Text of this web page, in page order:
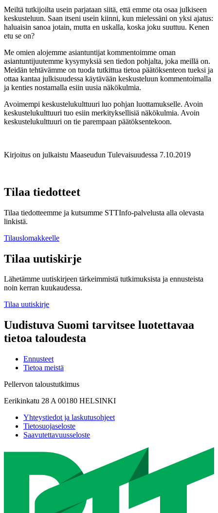
Meiltä tutkijoilta usein parjataan siitä, että emme ota osaa julkiseen
keskusteluun. Saan itseni usein kiinni, kun mielessäni on yksi ajatus:
haluaisin sanoa jotain, mutta en uskalla, koska joku suuttuu. Kenen
etu se on?
Me omien alojemme asiantuntijat kommentoimme oman
asiantuntijuutemme kysymyksiä sen tiedon pohjalta, joka meillä on.
Meidän tehtävämme on tuoda tutkittua tietoa päätöksenteon tueksi ja
ottaa kantaa julkisuudessa käytävään keskusteluun kommentoimalla
ja kenties nostamalla esiin uusia näkökulmia.
Avoimempi keskustelukulttuuri luo pohjan luottamukselle. Avoin
keskustelukulttuuri tuo esiin merkityksellisiä näkökulmia. Avoin
keskustelukulttuuri on tie parempaan päätöksentekoon.
Kirjoitus on julkaistu Maaseudun Tulevaisuudessa 7.10.2019
Tilaa tiedotteet
Tilaa tiedotteemme ja kutsumme STTInfo-palvelusta alla olevasta
linkistä.
Tilauslomakkeelle
Tilaa uutiskirje
Lähetämme uutiskirjeen tärkeimmistä tutkimuksista ja ennusteista
noin kerran kuukaudessa.
Tilaa uutiskirje
Uudistuva Suomi tarvitsee luotettavaa
tietoa taloudesta
Ennusteet
Tietoa meistä
Pellervon taloustutkimus
Eerikinkatu 28 A 00180 HELSINKI
Yhteystiedot ja laskutusohjeet
Tietosuojaseloste
Saavutettavuusseloste